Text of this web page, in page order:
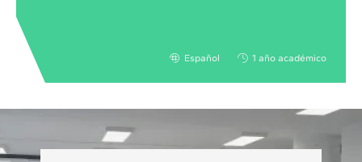
Español 1 año académico